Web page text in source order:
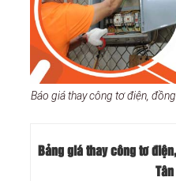
Báo giá thay công tơ điện,
Bảng giá thay công tơ